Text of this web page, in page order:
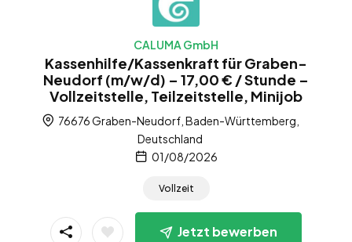
CALUMA GmbH
Kassenhilfe/Kassenkraft für Graben-
Neudorf (m/w/d) – 17,00 € / Stunde –
Vollzeitstelle, Teilzeitstelle, Minijob
76676 Graben-Neudorf, Baden-Württemberg,
Deutschland
01/08/2026
Vollzeit
Jetzt bewerben